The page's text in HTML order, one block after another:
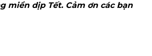
miền dịp Tết. Cảm ơn các bạn